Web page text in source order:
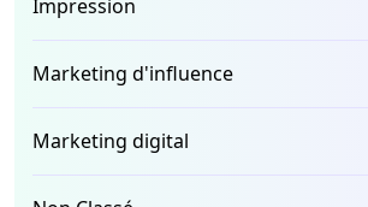
Impression
Marketing d'influence
Marketing digital